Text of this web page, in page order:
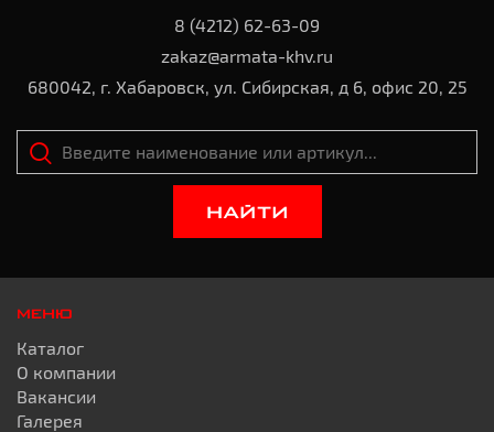
8 (4212) 62-63-09
zakaz@armata-khv.ru
680042, г. Хабаровск, ул. Сибирская, д 6, офис 20, 25
НАЙТИ
МЕНЮ
Каталог
О компании
Вакансии
Галерея